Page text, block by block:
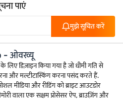
पाएं
मुझे सूचित करें
- ओवरव्यू
डिज़ाइन किया गया है जो धीमी गति से
और मल्टीटास्किंग करना पसंद करते हैं.
मीडिया और रीडिंग को ब्राइट आउटडोर
वाला एक सक्षम प्रोसेसर ऐप, ब्राउज़िंग और